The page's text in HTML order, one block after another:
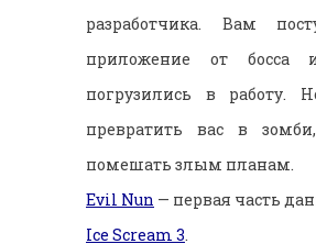
разработчика. Вам
приложение от
погрузились в работу.
превратить вас в
помешать злым планам.
Evil Nun — первая часть
Ice Scream 3.